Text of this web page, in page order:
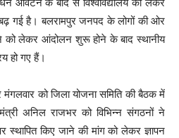
धन आवंटन के बाद से विश्वविद्यालय को लेकर
बढ़ गई है। बलरामपुर जनपद के लोगों की ओर
को लेकर आंदोलन शुरू होने के बाद स्थानीय
हो गए हैं।
मंगलवार को जिला योजना समिति की बैठक में
अनिल राजभर को विभिन्न संगठनों ने
स्थापित किए जाने की मांग को लेकर ज्ञापन